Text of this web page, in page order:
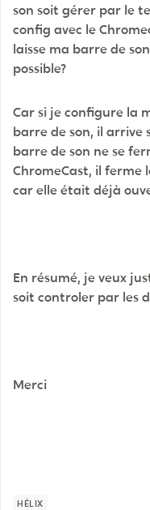
son soit gérer par le
config avec le
laisse ma barre de
possible?
Car si je configure la
barre de son, il arrive
barre de son ne se
ChromeCast, il ferme
car elle était déjà
En résumé, je veux
soit controler par les
Merci
HÉLIX